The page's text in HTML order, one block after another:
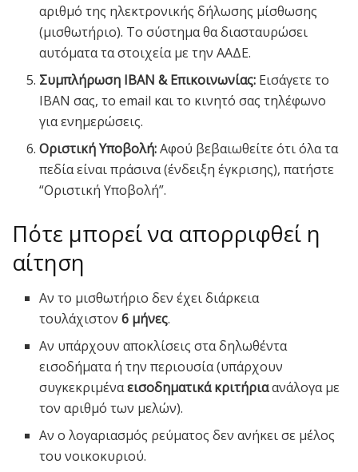
αριθμό της ηλεκτρονικής δήλωσης μίσθωσης
(μισθωτήριο). Το σύστημα θα διασταυρώσει
αυτόματα τα στοιχεία με την ΑΑΔΕ.
Συμπλήρωση IBAN & Επικοινωνίας: Εισάγετε το
IBAN σας, το email και το κινητό σας τηλέφωνο
για ενημερώσεις.
Οριστική Υποβολή:Αφού βεβαιωθείτε ότι όλα τα
πεδία είναι πράσινα (ένδειξη έγκρισης), πατήστε
“Οριστική Υποβολή”.
Πότε μπορεί να απορριφθεί η
αίτηση
Αν το μισθωτήριο δεν έχει διάρκεια
τουλάχιστον6 μήνες.
Αν υπάρχουν αποκλίσεις στα δηλωθέντα
εισοδήματα ή την περιουσία (υπάρχουν
συγκεκριμέναεισοδηματικά κριτήριαανάλογα με
τον αριθμό των μελών).
Αν ο λογαριασμός ρεύματος δεν ανήκει σε μέλος
του νοικοκυριού.